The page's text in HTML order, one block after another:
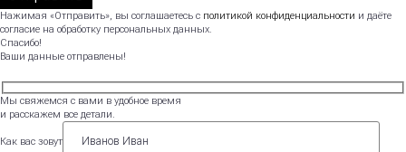
Нажимая «Отправить», вы соглашаетесь с политикой конфиденциальности и даёте
согласие на обработку персональных данных.
Спасибо!
Ваши данные отправлены!
Мы свяжемся с вами в удобное время
и расскажем все детали.
Как вас зовут